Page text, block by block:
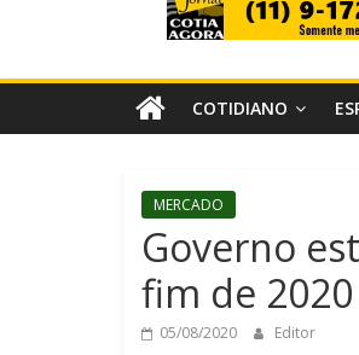
COTIDIANO
MERCADO
Governo
fim de 2020
05/08/2020 Editor